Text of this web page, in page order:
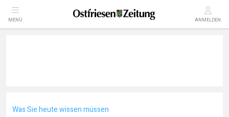
MENÜ ANMELDEN
Was Sie heute wissen müssen